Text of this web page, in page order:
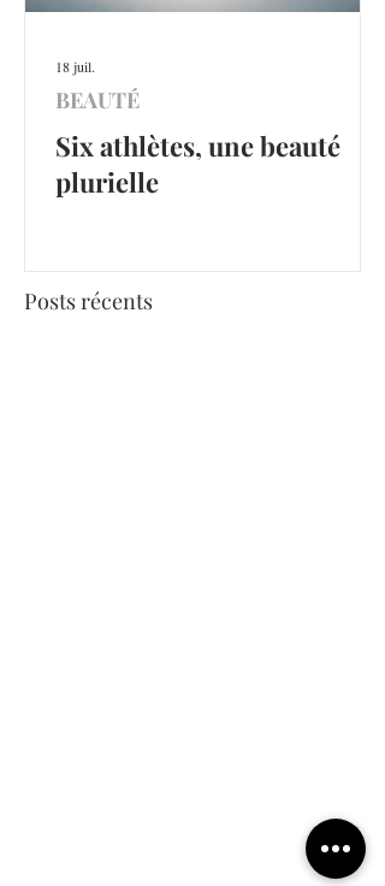
Six athlètes, une beauté
plurielle
BEAUTÉ
18 juil.
Posts récents